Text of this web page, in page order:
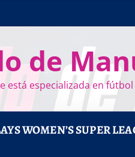
de
está especializada en
WOMEN’S SUPER